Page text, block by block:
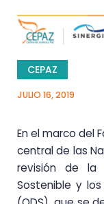
CEPAZ
JULIO 16, 2019
En el marco del
central de las
revisión de la
Sostenible y